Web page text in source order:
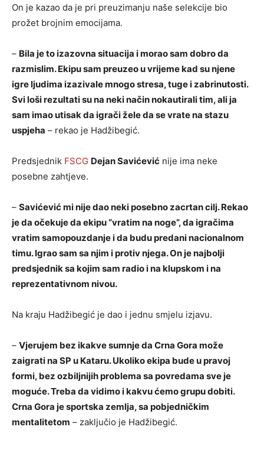
On je kazao da je pri preuzimanju naše selekcije bio
prožet brojnim emocijama.
– Bila je to izazovna situacija i morao sam dobro da
razmislim. Ekipu sam preuzeo u vrijeme kad su njene
igre ljudima izazivale mnogo stresa, tuge i zabrinutosti.
Svi loši rezultati su na neki način nokautirali tim, ali ja
sam imao utisak da igrači žele da se vrate na stazu
uspjeha – rekao je Hadžibegić.
Predsjednik FSCG Dejan Savićević nije ima neke
posebne zahtjeve.
– Savićević mi nije dao neki posebno zacrtan cilj. Rekao
je da očekuje da ekipu “vratim na noge”, da igračima
vratim samopouzdanje i da budu predani nacionalnom
timu. Igrao sam sa njim i protiv njega. On je najbolji
predsjednik sa kojim sam radio i na klupskom i na
reprezentativnom nivou.
Na kraju Hadžibegić je dao i jednu smjelu izjavu.
– Vjerujem bez ikakve sumnje da Crna Gora može
zaigrati na SP u Kataru. Ukoliko ekipa bude u pravoj
formi, bez ozbiljnijih problema sa povredama sve je
moguće. Treba da vidimo i kakvu ćemo grupu dobiti.
Crna Gora je sportska zemlja, sa pobjedničkim
mentalitetom – zaključio je Hadžibegić.